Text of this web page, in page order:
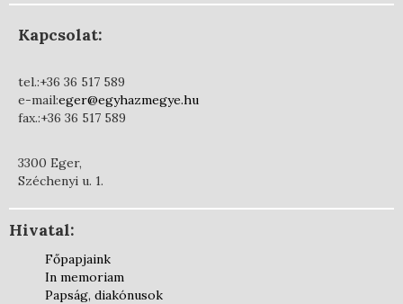
Kapcsolat:
tel.:+36 36 517 589
e-mail:eger@egyhazmegye.hu
fax.:+36 36 517 589
3300 Eger,
Széchenyi u. 1.
Hivatal:
Főpapjaink
In memoriam
Papság, diakónusok